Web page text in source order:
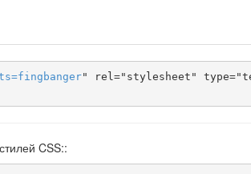
=fingbanger" rel="stylesheet"
CSS::